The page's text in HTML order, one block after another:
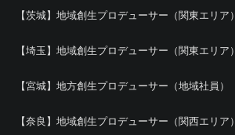
【茨城】地域創生プロデューサー（関東エリア）
【埼玉】地域創生プロデューサー（関東エリア）
【宮城】地方創生プロデューサー（地域社員）
【奈良】地域創生プロデューサー（関西エリア）